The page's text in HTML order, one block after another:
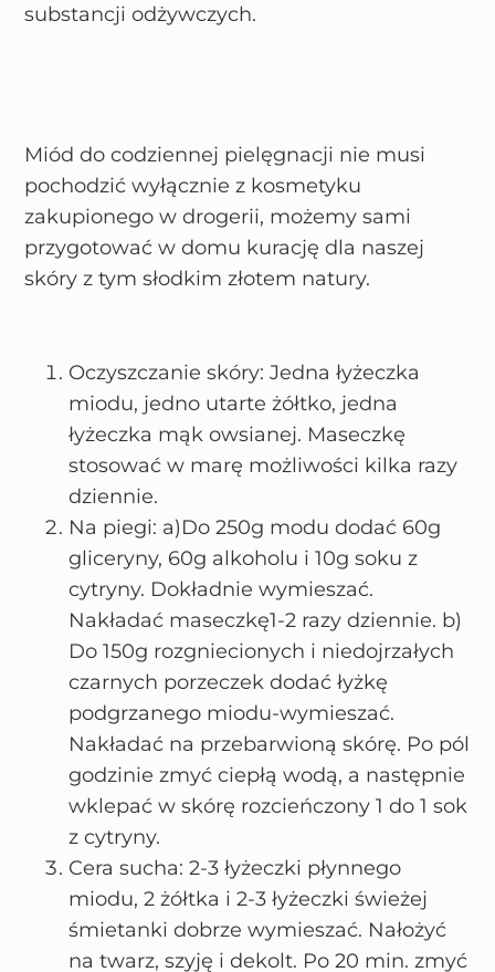
substancji odżywczych.
Miód do codziennej pielęgnacji nie musi
pochodzić wyłącznie z kosmetyku
zakupionego w drogerii, możemy sami
przygotować w domu kurację dla naszej
skóry z tym słodkim złotem natury.
Oczyszczanie skóry: Jedna łyżeczka
miodu, jedno utarte żółtko, jedna
łyżeczka mąk owsianej. Maseczkę
stosować w marę możliwości kilka razy
dziennie.
Na piegi: a)Do 250g modu dodać 60g
gliceryny, 60g alkoholu i 10g soku z
cytryny. Dokładnie wymieszać.
Nakładać maseczkę1-2 razy dziennie. b)
Do 150g rozgniecionych i niedojrzałych
czarnych porzeczek dodać łyżkę
podgrzanego miodu-wymieszać.
Nakładać na przebarwioną skórę. Po pól
godzinie zmyć ciepłą wodą, a następnie
wklepać w skórę rozcieńczony 1 do 1 sok
z cytryny.
Cera sucha: 2-3 łyżeczki płynnego
miodu, 2 żółtka i 2-3 łyżeczki świeżej
śmietanki dobrze wymieszać. Nałożyć
na twarz, szyję i dekolt. Po 20 min. zmyć